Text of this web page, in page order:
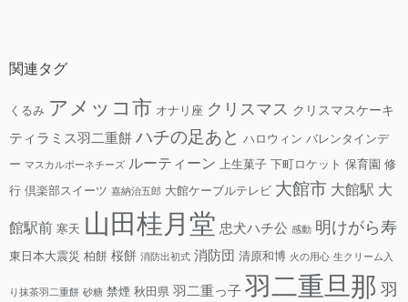
関連タグ
くるみ アメッコ市 オナリ座 クリスマス クリスマスケーキ
ティラミス羽二重餅 ハチの足あと ハロウィン バレンタインデ
ー マスカルポーネチーズ ルーティーン 上生菓子 下町ロケット 保育園 修
行 倶楽部スイーツ 嘉納治五郎 大館ケーブルテレビ 大館市 大館駅 大
館駅前 寒天 山田桂月堂 忠犬ハチ公 感動 明けがら寿
東日本大震災 柏餅 桜餅 消防出初式 消防団 清原和博 火の用心 生クリーム入
り抹茶羽二重餅 砂糖 禁煙 秋田県 羽二重っ子 羽二重旦那 羽